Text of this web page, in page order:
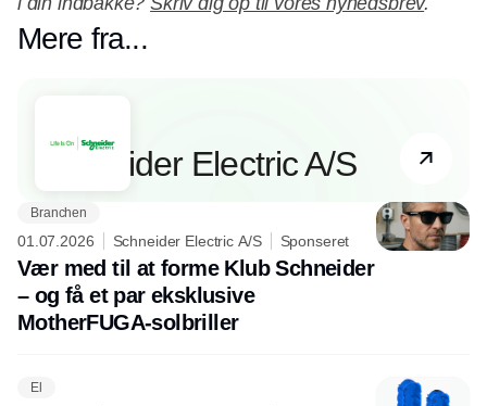
Mere fra...
Partner
Schneider Electric A/S
Branchen
01.07.2026 Schneider Electric A/S Sponseret
Vær med til at forme Klub Schneider
– og få et par eksklusive
MotherFUGA-solbriller
El